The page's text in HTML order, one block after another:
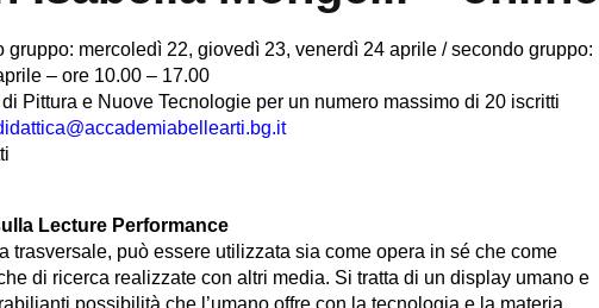
gruppo: mercoledì 22, giovedì 23, venerdì 24 aprile / secondo gruppo:
– ore 10.00 – 17.00
Pittura e Nuove Tecnologie per un numero massimo di 20 iscritti
Lecture Performance
trasversale, può essere utilizzata sia come opera in sé che come
di ricerca realizzate con altri media. Si tratta di un display umano e
possibilità che l’umano offre con la tecnologia e la materia.